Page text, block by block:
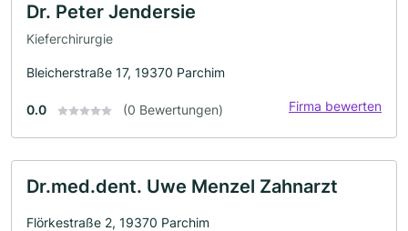
Dr. Peter Jendersie
Kieferchirurgie
Bleicherstraße 17, 19370 Parchim
0.0 (0 Bewertungen) Firma bewerten
Dr.med.dent. Uwe Menzel Zahnarzt
Flörkestraße 2, 19370 Parchim